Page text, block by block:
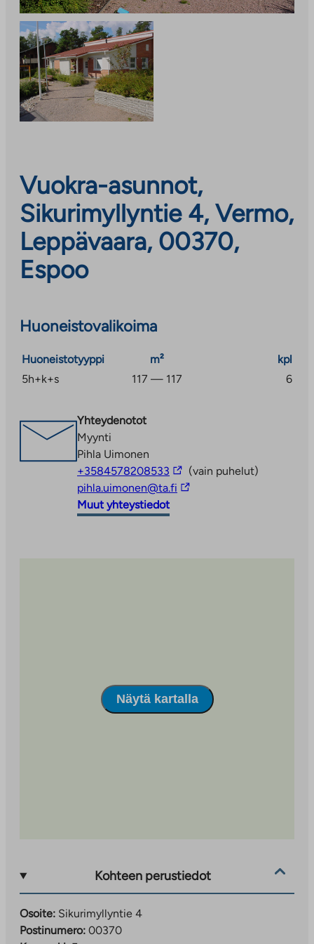
Vuokra-asunnot,
Sikurimyllyntie 4, Vermo,
Leppävaara, 00370,
Espoo
Huoneistovalikoima
Huoneistotyyppi m²
kpl
5h+k+s
117 — 117 6
Yhteydenotot
Myynti
Pihla Uimonen
+3584578208533 Linkki
vie
ulkopuoliseen
(vain puhelut)
pihla.uimonen@ta.fi Linkki
Muut yhteystiedot
Näytä kartalla
Kohteen perustiedot
Osoite: Sikurimyllyntie 4
Postinumero: 00370